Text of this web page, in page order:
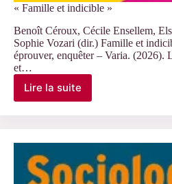
« Famille et indicible »
Benoît Céroux, Cécile Ensellem,
Sophie Vozari (dir.) Famille et
éprouver, enquêter – Varia. (2026).
et…
Lire la suite
« Famille